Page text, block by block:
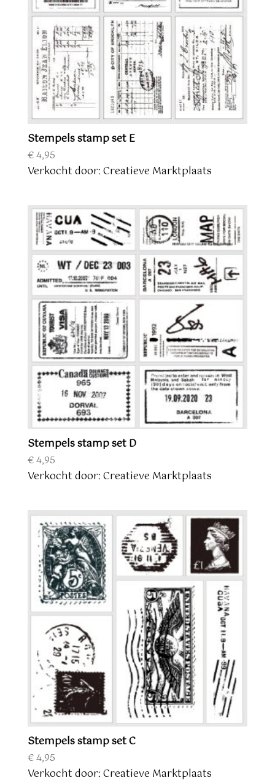
Stempels stamp set E
€4,95
Verkocht door: Creatieve Marktplaats
Stempels stamp set D
€4,95
Verkocht door: Creatieve Marktplaats
Stempels stamp set C
€4,95
Verkocht door: Creatieve Marktplaats